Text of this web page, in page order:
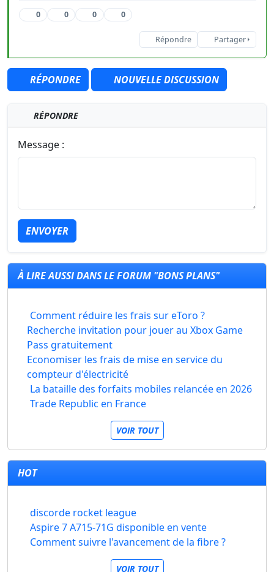
0 0 0 0
Répondre Partager
RÉPONDRE NOUVELLE DISCUSSION
RÉPONDRE
Message :
ENVOYER
À LIRE AUSSI DANS LE FORUM "BONS PLANS"
Comment réduire les frais sur eToro ?
Recherche invitation pour jouer au Xbox Game
Pass gratuitement
Economiser les frais de mise en service du
compteur d'électricité
La bataille des forfaits mobiles relancée en 2026
Trade Republic en France
VOIR TOUT
HOT
discorde rocket league
Aspire 7 A715-71G disponible en vente
Comment suivre l'avancement de la fibre ?
VOIR TOUT